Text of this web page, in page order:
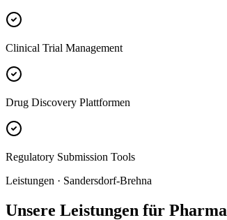
Clinical Trial Management
Drug Discovery Plattformen
Regulatory Submission Tools
Leistungen · Sandersdorf-Brehna
Unsere Leistungen für Pharma